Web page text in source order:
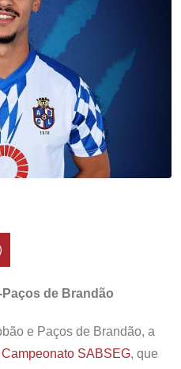
de Brandão
e Paços de Brandão, a
SABSEG, que